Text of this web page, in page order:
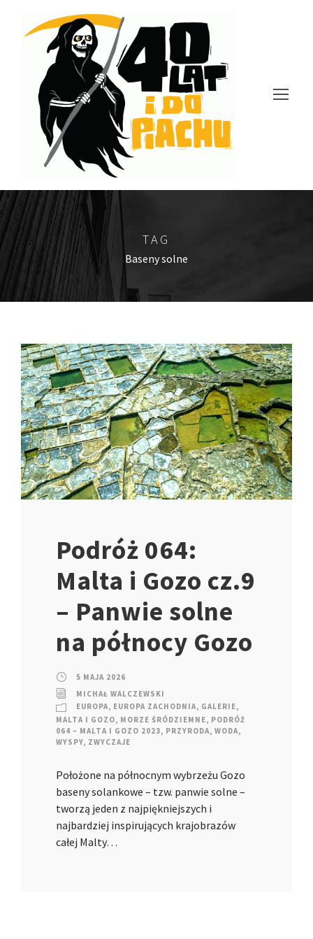
TAG
Baseny solne
Podróż 064:
Malta i Gozo cz.9
– Panwie solne
na północy Gozo
5 MAJA 2026
MICHAŁ WALCZEWSKI
EUROPA, EUROPA ZACHODNIA, GALERIE,
MALTA I GOZO, MORZE ŚRÓDZIEMNE, PODRÓŻ
064 – MALTA I GOZO 2023, PRZYRODA, WODA,
WYSPY, ZWYCZAJE
Położone na północnym wybrzeżu Gozo
baseny solankowe – tzw. panwie solne –
tworzą jeden z najpiękniejszych i
najbardziej inspirujących krajobrazów
całej Malty…